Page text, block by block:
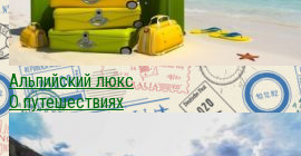
Альпийский люкс
О путешествиях